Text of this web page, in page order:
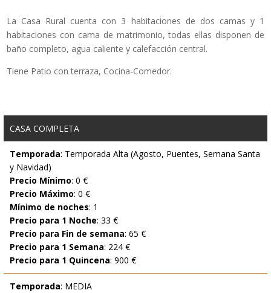
La Casa Rural cuenta con 3 habitaciones de dos camas y 1
habitaciones con cama de matrimonio, todas ellas disponen de
baño completo, agua caliente y calefacción central.
Tiene Patio con terraza, Cocina-Comedor.
CASA COMPLETA
Temporada: Temporada Alta (Agosto, Puentes, Semana Santa
y Navidad)
Precio Mínimo: 0 €
Precio Máximo: 0 €
Mínimo de noches: 1
Precio para 1 Noche: 33 €
Precio para Fin de semana: 65 €
Precio para 1 Semana: 224 €
Precio para 1 Quincena: 900 €
Temporada: MEDIA